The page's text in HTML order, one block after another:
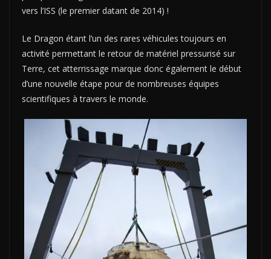
vers l’ISS (le premier datant de 2014) !
Le Dragon étant l’un des rares véhicules toujours en
activité permettant le retour de matériel pressurisé sur
Terre, cet atterrissage marque donc également le début
d’une nouvelle étape pour de nombreuses équipes
scientifiques à travers le monde.